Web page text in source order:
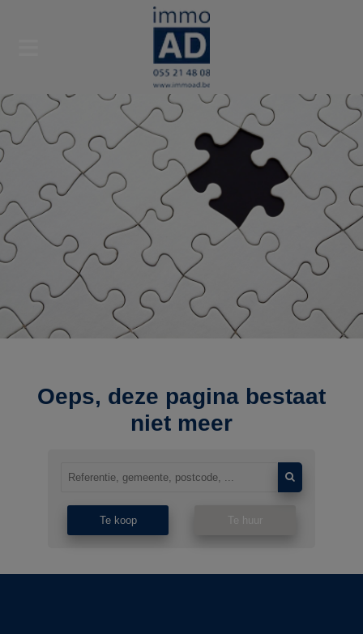
Oeps, deze pagina bestaat
niet meer
Te koop Te huur